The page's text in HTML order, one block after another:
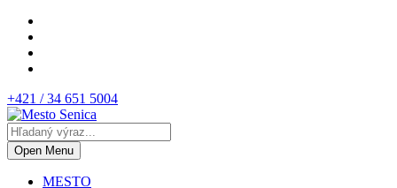
+421 / 34 651 5004
Open Menu
MESTO